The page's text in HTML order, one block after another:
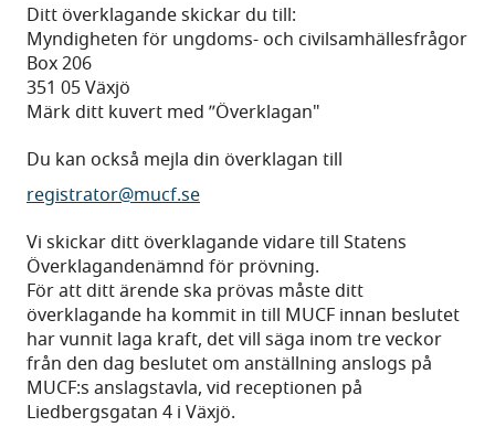
Ditt överklagande skickar du till:
Myndigheten för ungdoms- och civilsamhällesfrågor
Box 206
351 05 Växjö
Märk ditt kuvert med ”Överklagan"
Du kan också mejla din överklagan till
registrator@mucf.se
Vi skickar ditt överklagande vidare till Statens
Överklagandenämnd för prövning.
För att ditt ärende ska prövas måste ditt
överklagande ha kommit in till MUCF innan beslutet
har vunnit laga kraft, det vill säga inom tre veckor
från den dag beslutet om anställning anslogs på
MUCF:s anslagstavla, vid receptionen på
Liedbergsgatan 4 i Växjö.